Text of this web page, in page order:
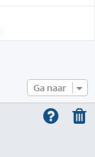
Ga naar